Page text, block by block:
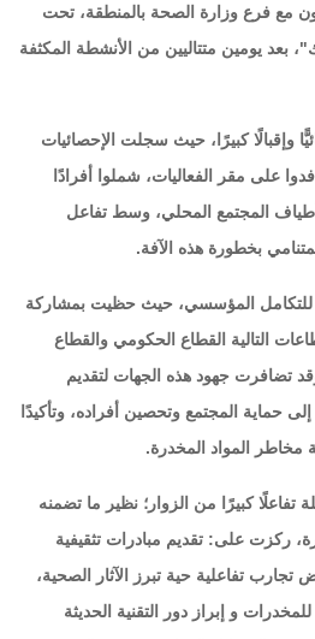
مع فرع وزارة الصحة بالمنطقة، تحت
بعد يومين متتاليين من الأنشطة المكثفة
وإقبالًا كبيرًا، حيث سجلت الإحصائيات
18000 زائر توافدوا على مقر الفعاليات، شملوا أفرادًا
المجتمع المحلي، وسط تفاعل
بخطورة هذه الآفة.
للتكامل المؤسسي، حيث حظيت بمشاركة
القطاعات التالية القطاع الحكومي والقطاع
تضافرت جهود هذه الجهات لتقديم
حماية المجتمع وتحصين أفراده، وتأكيدًا
المواد المخدرة.
كبيرًا من الزوار؛ نظير ما تضمنه
ركزت على: تقديم مبادرات تثقيفية
تفاعلية حية تبرز الآثار الصحية،
و إبراز دور التقنية الحديثة